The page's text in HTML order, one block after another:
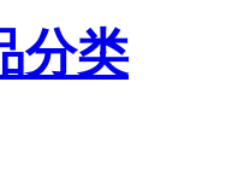
分类